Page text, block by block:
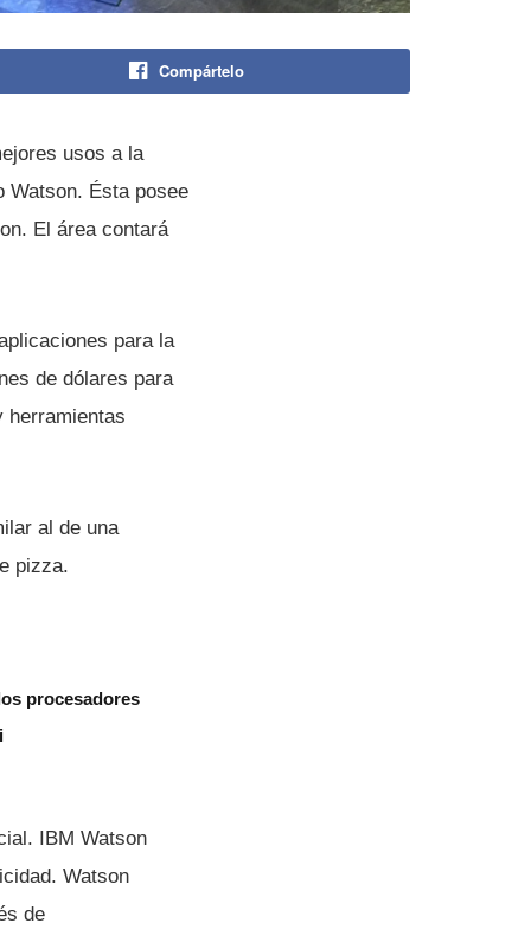
Compártelo
usos a la
Watson. Ésta posee
El área contará
para la
de dólares para
herramientas
al de una
pizza.
procesadores
IBM Watson
Watson
de